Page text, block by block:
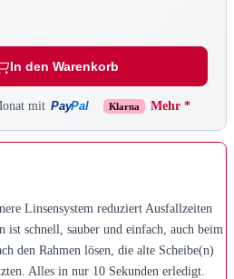
In den Warenkorb
mit PayPal Klarna Mehr *
Linsensystem reduziert Ausfallzeiten
schnell, sauber und einfach, auch beim
den Rahmen lösen, die alte Scheibe(n)
Alles in nur 10 Sekunden erledigt.